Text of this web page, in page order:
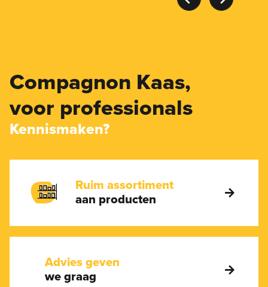
Compagnon Kaas,
voor professionals
Kennismaken?
Ruim assortiment
aan producten
Advies geven
we graag